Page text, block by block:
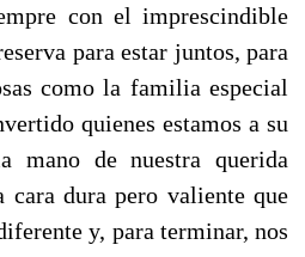
con el imprescindible
para estar juntos, para
como la familia especial
quienes estamos a su
mano de nuestra querida
cara dura pero valiente que
y, para terminar, nos